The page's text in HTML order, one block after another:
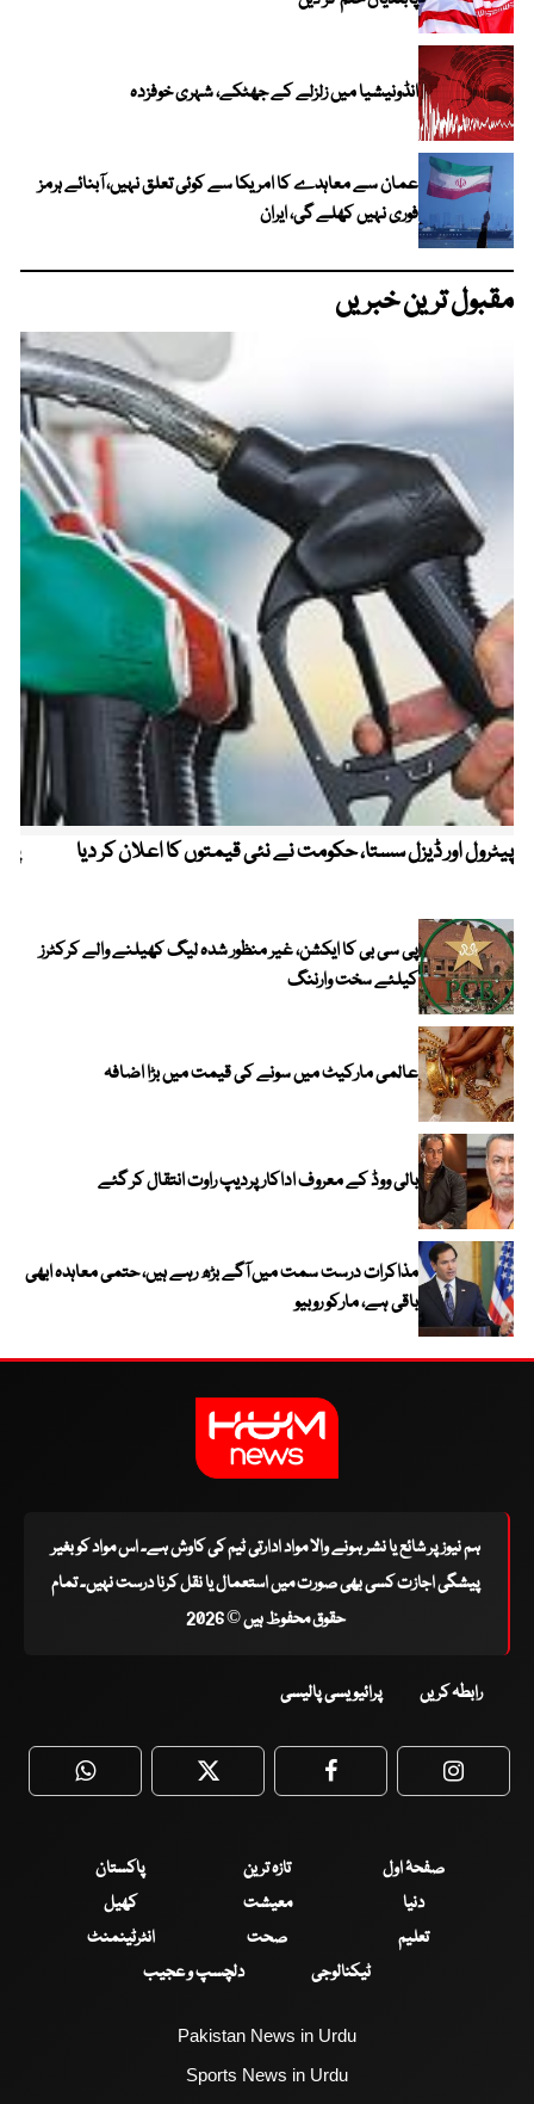
انڈونیشیا میں زلزلے کے جھٹکے، شہری خوفزدہ
عمان سے معاہدے کا امریکا سے کوئی تعلق نہیں، آبنائے ہرمز
فوری نہیں کھلے گی، ایران
مقبول ترین خبریں
پیٹرول اور ڈیزل سستا، حکومت نے نئی قیمتوں کا اعلان کر دیا
پی سی بی کا ایکشن، غیر منظور شدہ لیگ کھیلنے والے کرکٹرز
کیلئے سخت وارننگ
عالمی مارکیٹ میں سونے کی قیمت میں بڑا اضافہ
بالی ووڈ کے معروف اداکار پردیپ راوت انتقال کر گئے
مذاکرات درست سمت میں آگے بڑھ رہے ہیں، حتمی معاہدہ ابھی
باقی ہے، مارکو روبیو
ہم نیوز پر شائع یا نشر ہونے والا مواد ادارتی ٹیم کی کاوش ہے۔ اس مواد کو بغیر
پیشگی اجازت کسی بھی صورت میں استعمال یا نقل کرنا درست نہیں۔ تمام
حقوق محفوظ ہیں © 2026
رابطہ کریں پرائیویسی پالیسی
WhatsApp Twitter Facebook
صفحۂ اول تازہ ترین
پاکستان
دنیا
معیشت
کھیل
تعلیم
صحت
انٹرٹینمنٹ
ٹیکنالوجی
دلچسپ و عجیب
Pakistan News in Urdu
Sports News in Urdu